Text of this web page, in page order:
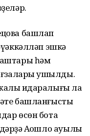
башлап
эшкә
һәм
ҡушылды.
идаралығы ла
башланғысты
өсөн ботаҡ
Аҡҡошло ауылы